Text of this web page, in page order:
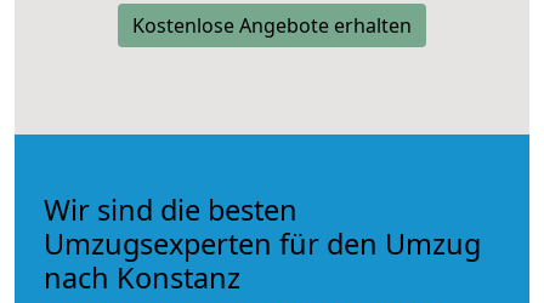
Kostenlose Angebote erhalten
Wir sind die besten
Umzugsexperten für den Umzug
nach Konstanz